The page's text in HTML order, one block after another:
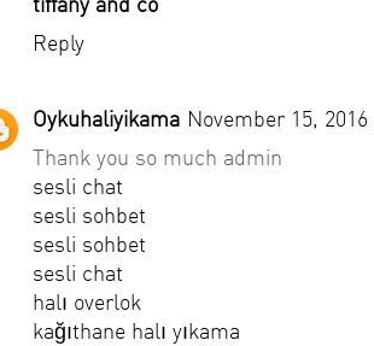
Reply
Oykuhaliyikama November 15,
Thank you so much admin
sesli chat
sesli sohbet
sesli sohbet
sesli chat
halı overlok
kağıthane halı yıkama